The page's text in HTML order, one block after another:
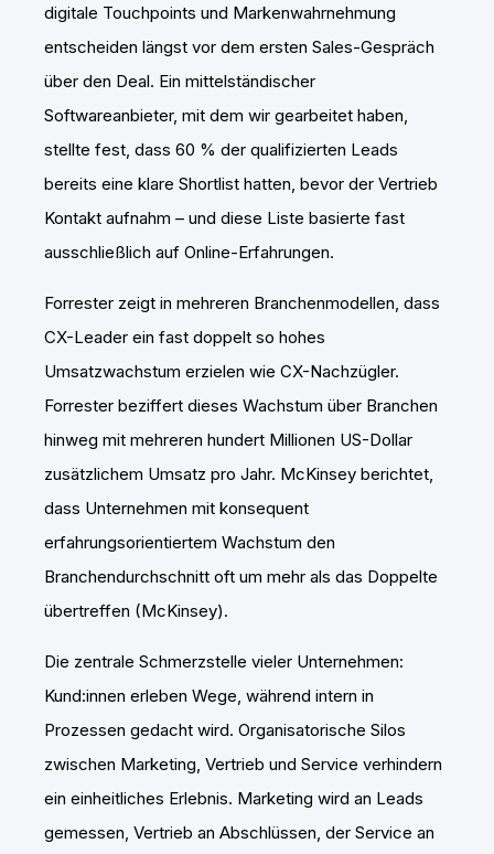
digitale Touchpoints und Markenwahrnehmung
entscheiden längst vor dem ersten Sales-Gespräch
über den Deal. Ein mittelständischer
Softwareanbieter, mit dem wir gearbeitet haben,
stellte fest, dass 60 % der qualifizierten Leads
bereits eine klare Shortlist hatten, bevor der Vertrieb
Kontakt aufnahm – und diese Liste basierte fast
ausschließlich auf Online-Erfahrungen.
Forrester zeigt in mehreren Branchenmodellen, dass
CX-Leader ein fast doppelt so hohes
Umsatzwachstum erzielen wie CX-Nachzügler.
Forrester beziffert dieses Wachstum über Branchen
hinweg mit mehreren hundert Millionen US-Dollar
zusätzlichem Umsatz pro Jahr. McKinsey berichtet,
dass Unternehmen mit konsequent
erfahrungsorientiertem Wachstum den
Branchendurchschnitt oft um mehr als das Doppelte
übertreffen (McKinsey).
Die zentrale Schmerzstelle vieler Unternehmen:
Kund:innen erleben Wege, während intern in
Prozessen gedacht wird. Organisatorische Silos
zwischen Marketing, Vertrieb und Service verhindern
ein einheitliches Erlebnis. Marketing wird an Leads
gemessen, Vertrieb an Abschlüssen, der Service an